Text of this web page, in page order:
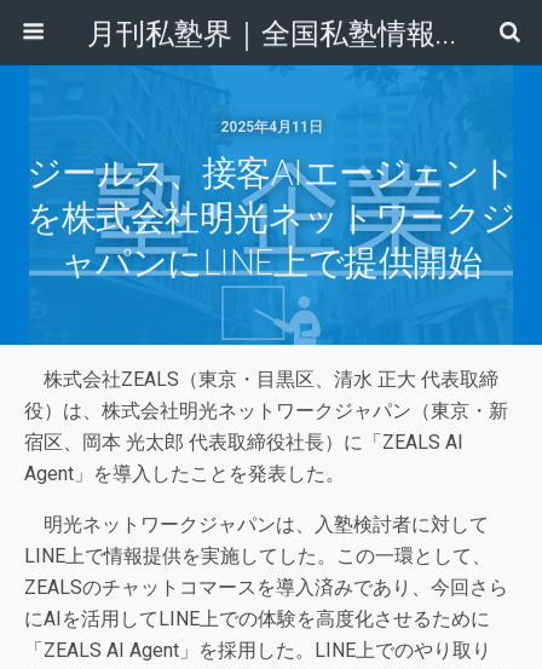
月刊私塾界｜全国私塾情報センター
2025年4月11日
ジールス、接客AIエージェント
を株式会社明光ネットワークジ
ャパンにLINE上で提供開始
株式会社ZEALS（東京・目黒区、清水 正大 代表取締
役）は、株式会社明光ネットワークジャパン（東京・新
宿区、岡本 光太郎 代表取締役社長）に「ZEALS AI
Agent」を導入したことを発表した。
明光ネットワークジャパンは、入塾検討者に対して
LINE上で情報提供を実施してした。この一環として、
ZEALSのチャットコマースを導入済みであり、今回さら
にAIを活用してLINE上での体験を高度化させるために
「ZEALS AI Agent」を採用した。LINE上でのやり取り